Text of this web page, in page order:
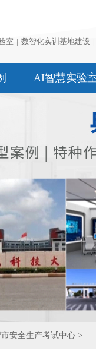
室 | 数智化实训基地建设 |
AI智慧实验
市安全生产考试中心 >